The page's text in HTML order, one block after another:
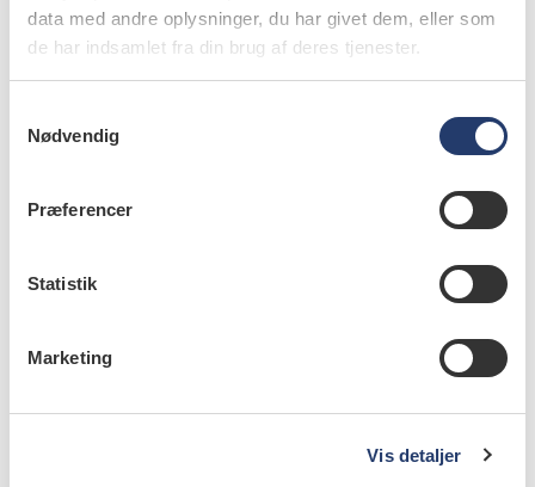
data med andre oplysninger, du har givet dem, eller som
de har indsamlet fra din brug af deres tjenester.
Nødvendig
Præferencer
Statistik
Marketing
Vis detaljer
info
Nr. 12 | 2022